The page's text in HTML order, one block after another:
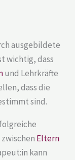
ausgebildete
wichtig, dass
und Lehrkräfte
dass die
sind.
Eltern
kann